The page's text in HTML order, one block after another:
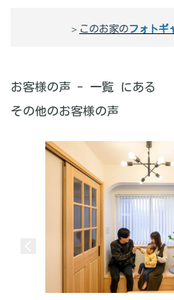
＞ このお家のフォトギ
お客様の声 - 一覧 にある
その他のお客様の声